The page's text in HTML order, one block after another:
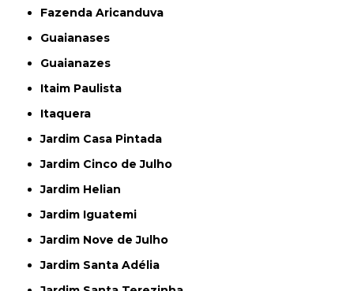
Fazenda Aricanduva
Guaianases
Guaianazes
Itaim Paulista
Itaquera
Jardim Casa Pintada
Jardim Cinco de Julho
Jardim Helian
Jardim Iguatemi
Jardim Nove de Julho
Jardim Santa Adélia